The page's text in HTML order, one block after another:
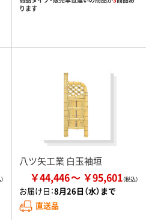
ります
八ツ矢工業 白玉袖垣
￥44,446 ￥95,601
お届け日：8月26日（水）まで
直送品